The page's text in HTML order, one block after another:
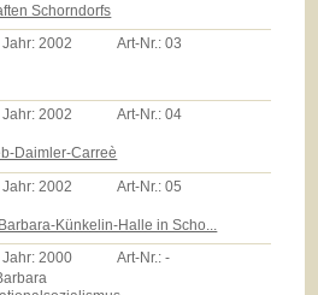
Schorndorfs
Jahr: 2002 Art-Nr.:03
Jahr:2002 Art-Nr.:04
Daimler-Carreè
Jahr: 2002 Art-Nr.:05
Künkelin-Halle in Scho...
Jahr:2000 Art-Nr.:-